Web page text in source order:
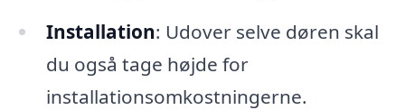
Installation: Udover selve døren skal
du også tage højde for
installationsomkostningerne.